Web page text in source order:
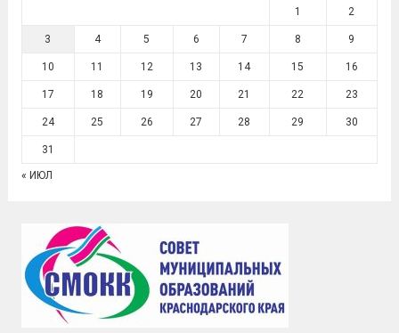
1 2
3 4 5 6 7 8 9
10 11 12 13 14 15 16
17 18 19 20 21 22 23
24 25 26 27 28 29 30
31
« ИЮЛ